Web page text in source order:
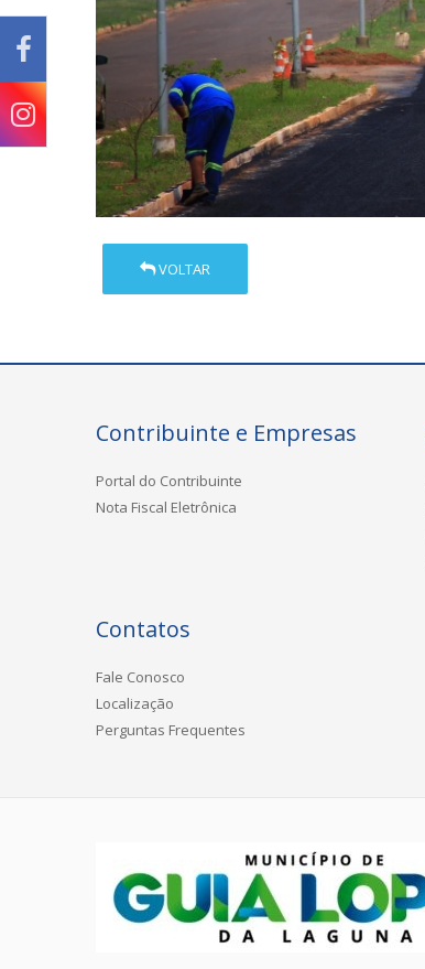
VOLTAR
Contribuinte e Empresas
Portal do Contribuinte
Nota Fiscal Eletrônica
Contatos
Fale Conosco
Localização
Perguntas Frequentes